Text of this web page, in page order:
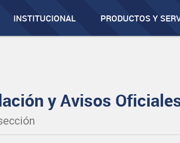
INSTITUCIONAL PRODUCTOS Y
y Avisos